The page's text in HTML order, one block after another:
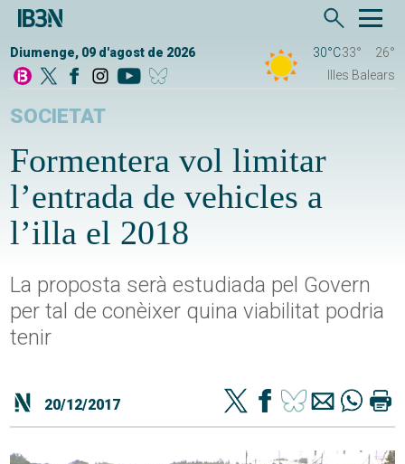
Diumenge, 09 d'agost de 2026 30°C33°
26°
Illes Balears
SOCIETAT
Formentera vol limitar
l’entrada de vehicles a
l’illa el 2018
La proposta serà estudiada pel Govern
per tal de conèixer quina viabilitat podria
tenir
20/12/2017